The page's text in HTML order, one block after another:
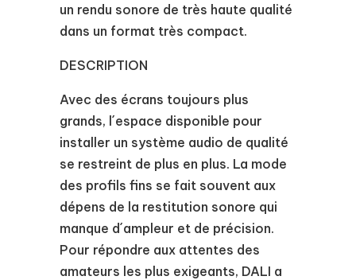
un rendu sonore de très haute qualité
dans un format très compact.
DESCRIPTION
Avec des écrans toujours plus
grands, l´espace disponible pour
installer un système audio de qualité
se restreint de plus en plus. La mode
des profils fins se fait souvent aux
dépens de la restitution sonore qui
manque d´ampleur et de précision.
Pour répondre aux attentes des
amateurs les plus exigeants, DALI a